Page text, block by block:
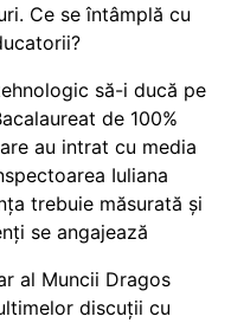
Ce se întâmplă cu
să-i ducă pe
de 100%
au intrat cu media
Iuliana
trebuie măsurată și
se angajează
al Muncii Dragos
discuții cu